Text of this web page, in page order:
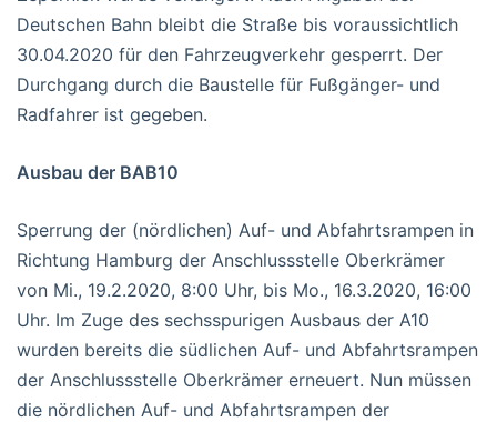
Deutschen Bahn bleibt die Straße bis voraussichtlich
30.04.2020 für den Fahrzeugverkehr gesperrt. Der
Durchgang durch die Baustelle für Fußgänger- und
Radfahrer ist gegeben.
Ausbau der BAB10
Sperrung der (nördlichen) Auf- und Abfahrtsrampen in
Richtung Hamburg der Anschlussstelle Oberkrämer
von Mi., 19.2.2020, 8:00 Uhr, bis Mo., 16.3.2020, 16:00
Uhr. Im Zuge des sechsspurigen Ausbaus der A10
wurden bereits die südlichen Auf- und Abfahrtsrampen
der Anschlussstelle Oberkrämer erneuert. Nun müssen
die nördlichen Auf- und Abfahrtsrampen der